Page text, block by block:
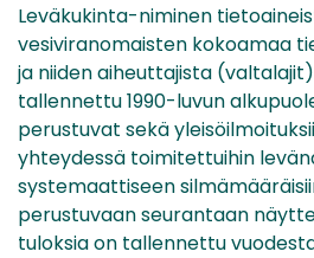
Leväkukinta-niminen
vesiviranomaisten kokoamaa
ja niiden aiheuttajista
tallennettu 1990-luvun
perustuvat sekä
yhteydessä toimitettuihin
systemaattiseen
perustuvaan seurantaan
tuloksia on tallennettu